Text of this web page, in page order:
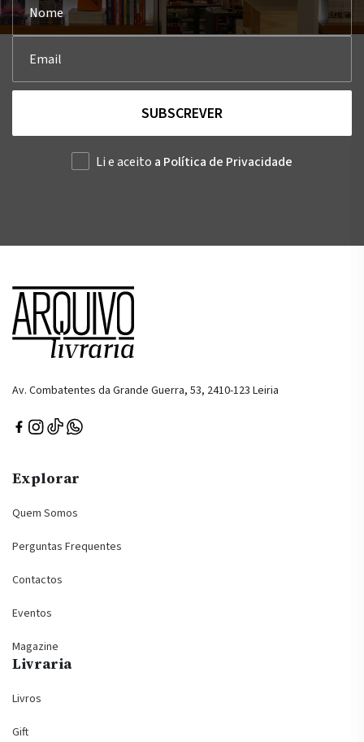
SUBSCREVER
Li e aceito a Política de Privacidade
Av. Combatentes da Grande Guerra, 53, 2410-123 Leiria
Explorar
Quem Somos
Perguntas Frequentes
Contactos
Eventos
Magazine
Livraria
Livros
Gift